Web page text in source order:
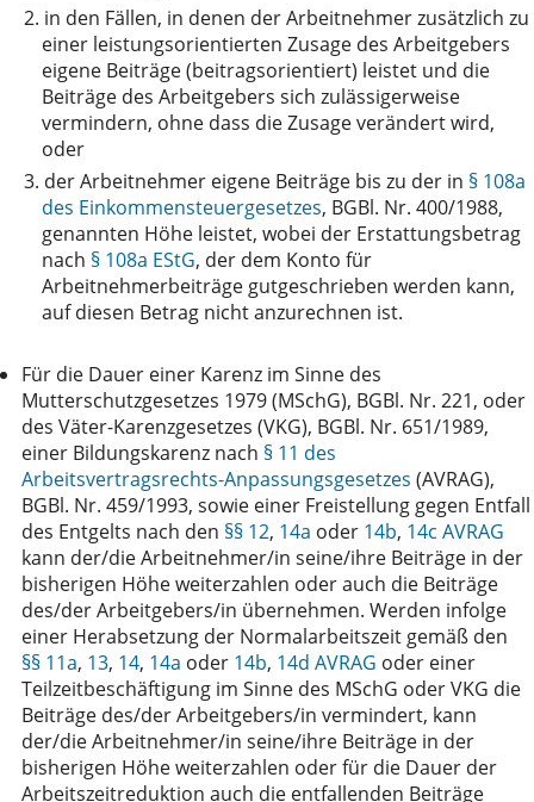
2. in den Fällen, in denen der Arbeitnehmer zusätzlich zu
einer leistungsorientierten Zusage des Arbeitgebers
eigene Beiträge (beitragsorientiert) leistet und die
Beiträge des Arbeitgebers sich zulässigerweise
vermindern, ohne dass die Zusage verändert wird,
oder
3. der Arbeitnehmer eigene Beiträge bis zu der in § 108a
des Einkommensteuergesetzes, BGBl. Nr. 400/1988,
genannten Höhe leistet, wobei der Erstattungsbetrag
nach § 108a EStG, der dem Konto für
Arbeitnehmerbeiträge gutgeschrieben werden kann,
auf diesen Betrag nicht anzurechnen ist.
Für die Dauer einer Karenz im Sinne des
Mutterschutzgesetzes 1979 (MSchG), BGBl. Nr. 221, oder
des Väter-Karenzgesetzes (VKG), BGBl. Nr. 651/1989,
einer Bildungskarenz nach § 11 des
Arbeitsvertragsrechts-Anpassungsgesetzes (AVRAG),
BGBl. Nr. 459/1993, sowie einer Freistellung gegen Entfall
des Entgelts nach den §§ 12, 14a oder 14b, 14c AVRAG
kann der/die Arbeitnehmer/in seine/ihre Beiträge in der
bisherigen Höhe weiterzahlen oder auch die Beiträge
des/der Arbeitgebers/in übernehmen. Werden infolge
einer Herabsetzung der Normalarbeitszeit gemäß den
§§ 11a, 13, 14, 14a oder 14b, 14d AVRAG oder einer
Teilzeitbeschäftigung im Sinne des MSchG oder VKG die
Beiträge des/der Arbeitgebers/in vermindert, kann
der/die Arbeitnehmer/in seine/ihre Beiträge in der
bisherigen Höhe weiterzahlen oder für die Dauer der
Arbeitszeitreduktion auch die entfallenden Beiträge